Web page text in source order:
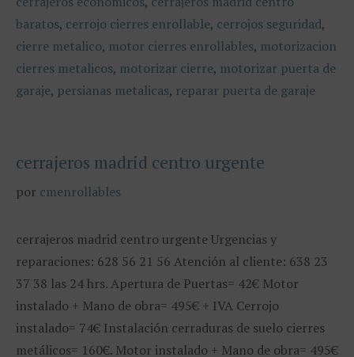
baratos, cerrojo cierres enrollable, cerrojos seguridad,
cierre metalico, motor cierres enrollables, motorizacion
cierres metalicos, motorizar cierre, motorizar puerta de
garaje, persianas metalicas, reparar puerta de garaje
cerrajeros madrid centro urgente
por cmenrollables
cerrajeros madrid centro urgente Urgencias y
reparaciones: 628 56 21 56 Atención al cliente: 638 23
37 38 las 24 hrs. Apertura de Puertas= 42€ Motor
instalado + Mano de obra= 495€ + IVA Cerrojo
instalado= 74€ Instalación cerraduras de suelo cierres
metálicos= 160€. Motor instalado + Mano de obra= 495€